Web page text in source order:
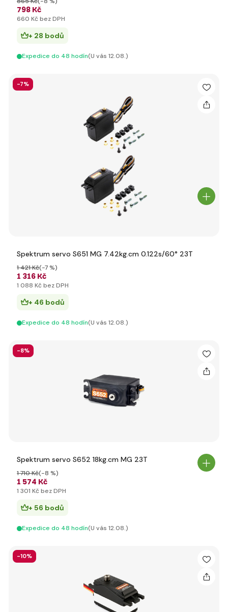
798 Kč
660 Kč bez DPH
+ 28 bodů
Expedice do 48 hodín(U vás 12.08.)
-7%
Spektrum servo S651 MG 7.42kg.cm 0.122s/60° 23T
1 316 Kč
1 421 Kč(-7 %)
1 088 Kč bez DPH
+ 46 bodů
Expedice do 48 hodín(U vás 12.08.)
-8%
Spektrum servo S652 18kg.cm MG 23T
1 574 Kč
1 710 Kč(-8 %)
1 301 Kč bez DPH
+ 56 bodů
Expedice do 48 hodín(U vás 12.08.)
-10%